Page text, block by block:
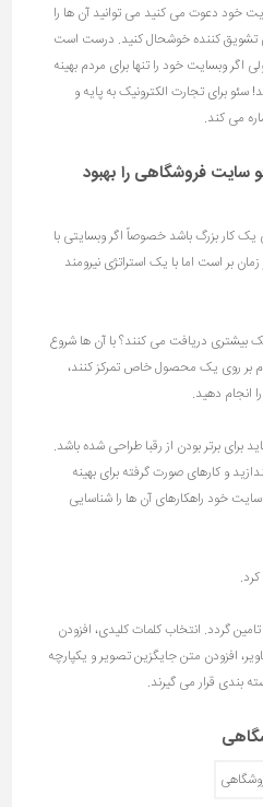
خود دعوت می کنید می توانید آن ها را
تشویق کننده خوشحال کنید. درست است
اگر وبسایت خود را تنها برای مردم بهینه
سئو برای تجارت الکترونیک به پایه و
می کند.
سایت فروشگاهی را بهبود
کار بزرگ باشد خصوصاً اگر وبسایتی با
بر است اما با یک استراتژی نیرومند
دریافت می کنند؟ با آن ها شروع
بر روی یک محصول خاص تمرکز کنند،
انجام دهید.
برای برتر بودن از رقبا طراحی شده باشد.
و کارهای صورت گرفته برای بهینه
خود راهکارهای آن ها را شناسایی
گردد. انتخاب کلمات کلیدی، افزودن
افزودن متن جایگزین تصویر و یکپارچه
بندی قرار می گیرند.